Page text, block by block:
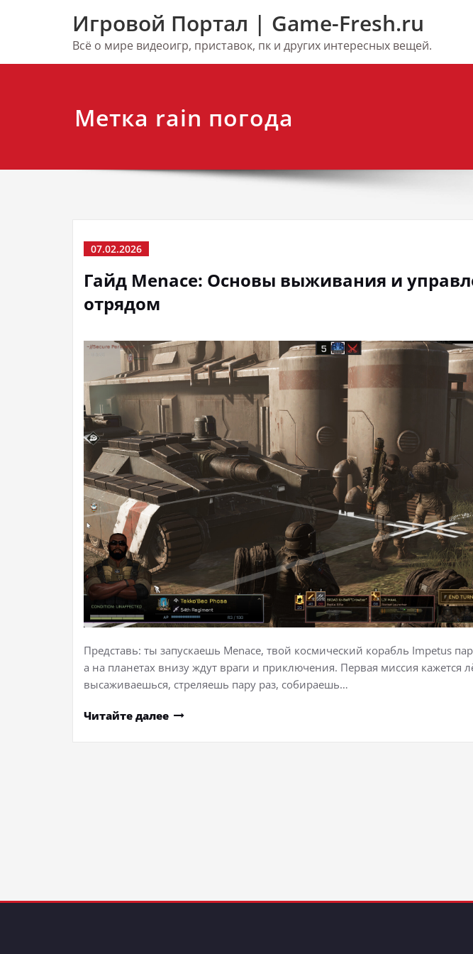
Игровой Портал | Game-Fresh.ru
Всё о мире видеоигр, приставок, пк и других интересных вещей.
Метка rain погода
07.02.2026
Гайд Menace: Основы выживания и
отрядом
Представь: ты запускаешь Menace, твой космический корабль Impetus
а на планетах внизу ждут враги и приключения. Первая миссия кажется
высаживаешься, стреляешь пару раз, собираешь…
Читайте далее